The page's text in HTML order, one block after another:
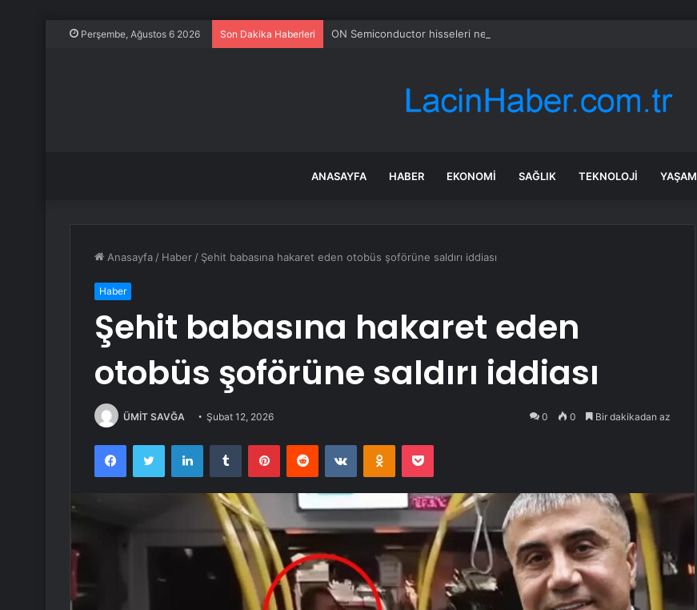
Perşembe, Ağustos 6 2026 Son Dakika Haberleri ON Semiconductor hisseleri neden düşüyor?
ANASAYFA HABER EKONOMI SAĞLIK TEKNOLOJI YAŞAM
Anasayfa / Haber / Şehit babasına hakaret eden otobüs şoförüne saldırı iddiası
Haber
Şehit babasına hakaret eden
otobüs şoförüne saldırı iddiası
ÜMİT SAVĞA Şubat 12, 2026 0 0 Bir dakikadan az
FacebookTwitter LinkedInTumblr PinterestReddit VKontakteOdnoklassniki
Pocket